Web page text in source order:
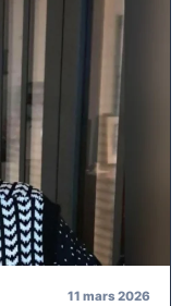
11 mars 2026